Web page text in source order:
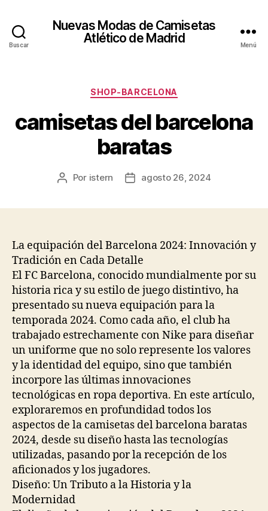
Buscar
Nuevas Modas de Camisetas
Atlético de Madrid
Menú
Categorías
SHOP-BARCELONA
camisetas del barcelona
baratas
Autor
Por istern
Fechaagosto 26, 2024
La equipación del Barcelona 2024: Innovación y
Tradición en Cada Detalle
El FC Barcelona, conocido mundialmente por su
historia rica y su estilo de juego distintivo, ha
presentado su nueva equipación para la
temporada 2024. Como cada año, el club ha
trabajado estrechamente con Nike para diseñar
un uniforme que no solo represente los valores
y la identidad del equipo, sino que también
incorpore las últimas innovaciones
tecnológicas en ropa deportiva. En este artículo,
exploraremos en profundidad todos los
aspectos de la camisetas del barcelona baratas
2024, desde su diseño hasta las tecnologías
utilizadas, pasando por la recepción de los
aficionados y los jugadores.
Diseño: Un Tributo a la Historia y la
Modernidad